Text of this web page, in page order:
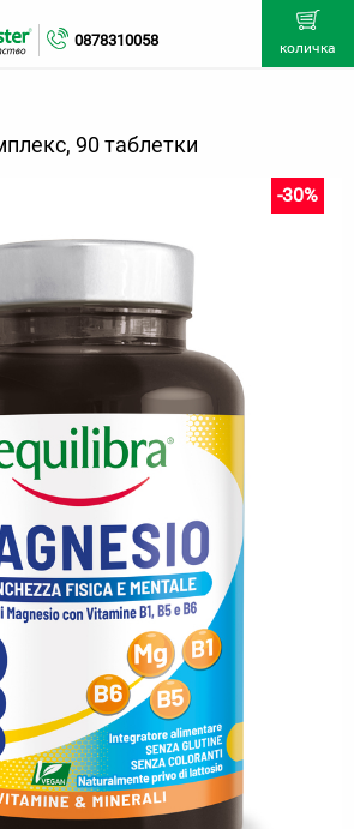
0878310058 количка
90 таблетки
-30%